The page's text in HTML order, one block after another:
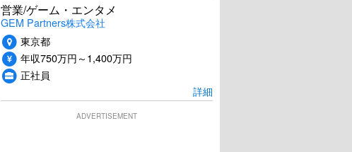
営業/ゲーム・エンタメ
GEM Partners株式会社
東京都
年収750万円～1,400万円
正社員
詳細
ADVERTISEMENT